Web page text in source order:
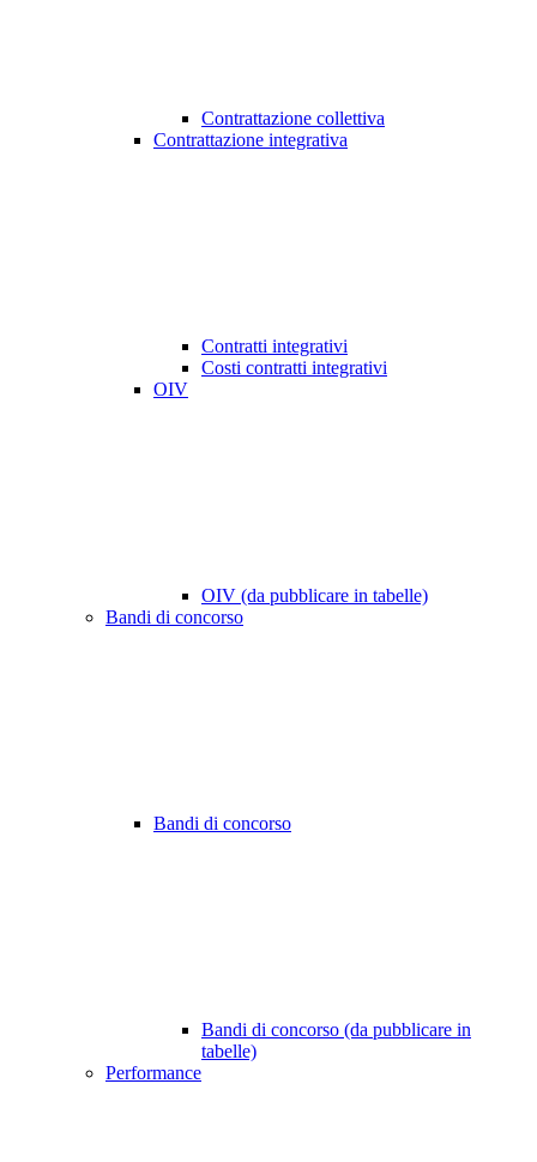
Contrattazione collettiva
Contrattazione integrativa
Contratti integrativi
Costi contratti integrativi
OIV
OIV (da pubblicare in tabelle)
Bandi di concorso
Bandi di concorso
Bandi di concorso (da pubblicare in
tabelle)
Performance